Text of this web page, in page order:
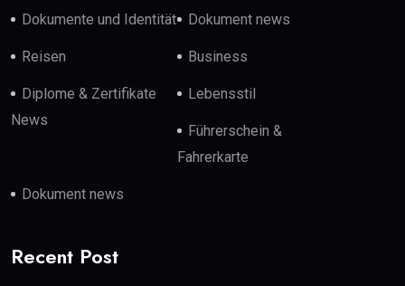
Dokumente und Identität Dokument news
Reisen Business
Diplome & Zertifikate
News
Lebensstil
Führerschein &
Fahrerkarte
Dokument news
Recent Post